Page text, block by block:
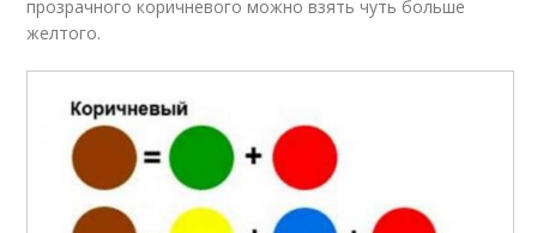
прозрачного коричневого можно взять чуть больше
желтого.